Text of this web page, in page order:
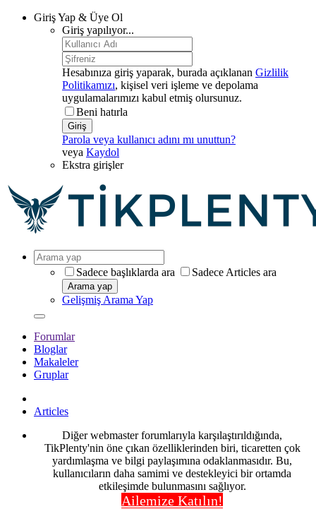
Giriş Yap & Üye Ol
Giriş yapılıyor...
Hesabınıza giriş yaparak, burada açıklanan Gizlilik
Politikamızı, kişisel veri işleme ve depolama
uygulamalarımızı kabul etmiş olursunuz.
Beni hatırla
Giriş
Parola veya kullanıcı adını mı unuttun?
veya Kaydol
Ekstra girişler
Sadece başlıklarda ara Sadece Articles ara
Arama yap
Gelişmiş Arama Yap
Forumlar
Bloglar
Makaleler
Gruplar
Articles
Diğer webmaster forumlarıyla karşılaştırıldığında,
TikPlenty'nin öne çıkan özelliklerinden biri, ticaretten çok
yardımlaşma ve bilgi paylaşımına odaklanmasıdır. Bu,
kullanıcıların daha samimi ve destekleyici bir ortamda
etkileşimde bulunmasını sağlıyor.
Ailemize Katılın!